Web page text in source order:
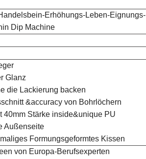
Erhöhungs-Leben-Eignungs-
Dip Machine
Glanz
die Lackierung backen
&accuracy von Bohrlöchern
40mm Stärke inside&unique PU
Außenseite
Formungsgeformtes Kissen
von Europa-Berufsexperten